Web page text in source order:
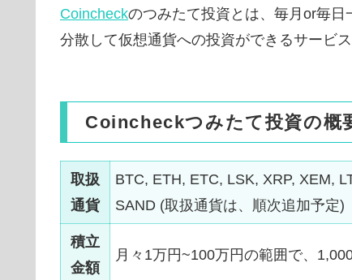
Coincheckのつみたて投資とは、毎月or毎
分散して仮想通貨への投資ができるサービス
Coincheckつみたて投資の概
取扱
通貨
BTC, ETH, ETC, LSK, XRP, XEM,
SAND (取扱通貨は、順次追加予定)
積立
金額
月々1万円~100万円の範囲で、